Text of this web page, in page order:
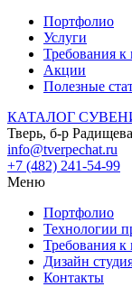
Портфолио
Услуги
Требования к
Акции
Полезные
КАТАЛОГ
Тверь, б-р
info@tverpechat.ru
+7 (482) 241-54-99
Меню
Портфолио
Технологии
Требования к
Дизайн
Контакты